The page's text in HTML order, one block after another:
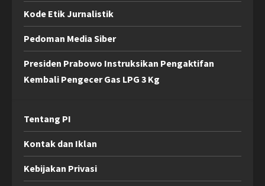
Kode Etik Jurnalistik
Pedoman Media Siber
Presiden Prabowo Instruksikan Pengaktifan
Kembali Pengecer Gas LPG 3 Kg
Tentang PI
Kontak dan Iklan
Kebijakan Privasi